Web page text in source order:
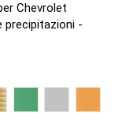
Chevrolet
precipitazioni -